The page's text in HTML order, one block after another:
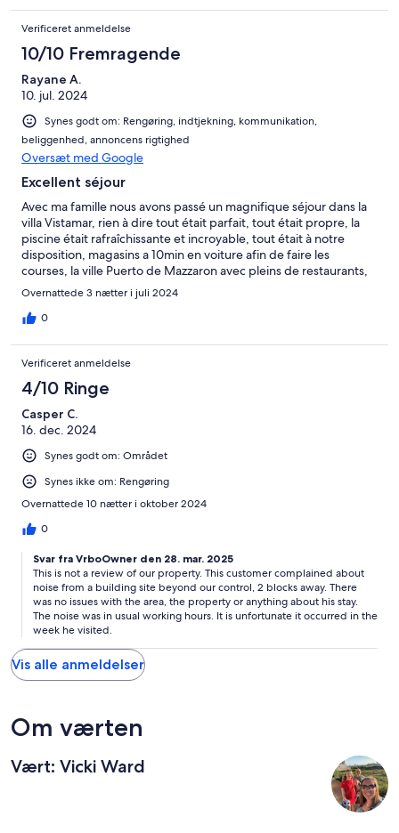
Verificeret anmeldelse
10/10 Fremragende
Rayane A.
10. jul. 2024
Synes godt om: Rengøring, indtjekning, kommunikation,
beliggenhed, annoncens rigtighed
Oversæt med Google
Excellent séjour
Avec ma famille nous avons passé un magnifique séjour dans la
villa Vistamar, rien à dire tout était parfait, tout était propre, la
piscine était rafraîchissante et incroyable, tout était à notre
disposition, magasins a 10min en voiture afin de faire les
courses, la ville Puerto de Mazzaron avec pleins de restaurants,
une plage propre. Je recommande fortement cette villa nous
avons énormément apprécié !
Overnattede 3 nætter i juli 2024
0
Verificeret anmeldelse
4/10 Ringe
Casper C.
16. dec. 2024
Synes godt om: Området
Synes ikke om: Rengøring
Overnattede 10 nætter i oktober 2024
0
Svar fra VrboOwner den 28. mar. 2025
This is not a review of our property. This customer complained about
noise from a building site beyond our control, 2 blocks away. There
was no issues with the area, the property or anything about his stay.
The noise was in usual working hours. It is unfortunate it occurred in the
week he visited.
Vis alle anmeldelser
Om værten
Vært: Vicki Ward